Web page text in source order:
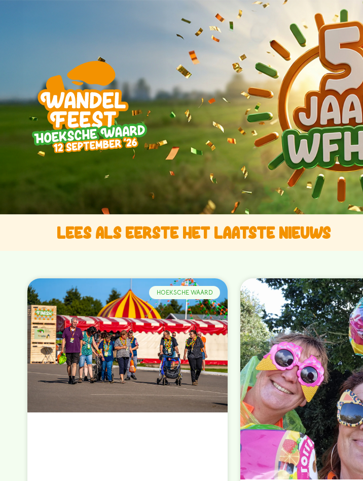
Lees als eerste het laatste nieuws
HOEKSCHE WAARD